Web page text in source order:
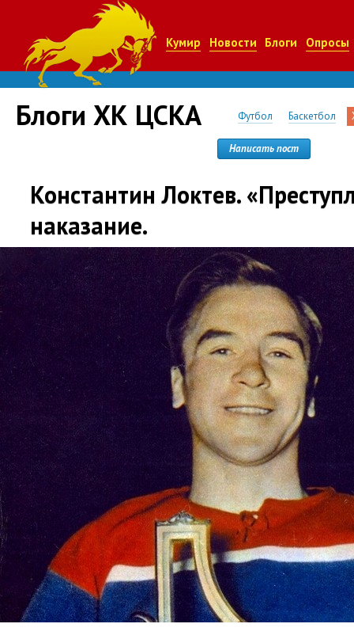
Кумир Новости Блоги Опросы
Блоги ХК ЦСКА Футбол Баскетбол
Написать пост
Константин Локтев.
наказание.